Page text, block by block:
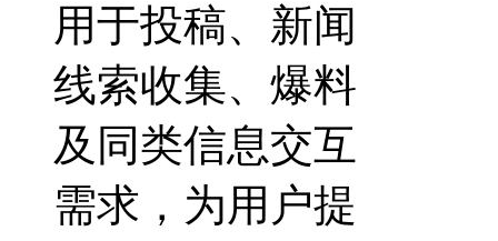
用于投稿、新闻
线索收集、爆料
及同类信息交互
需求，为用户提